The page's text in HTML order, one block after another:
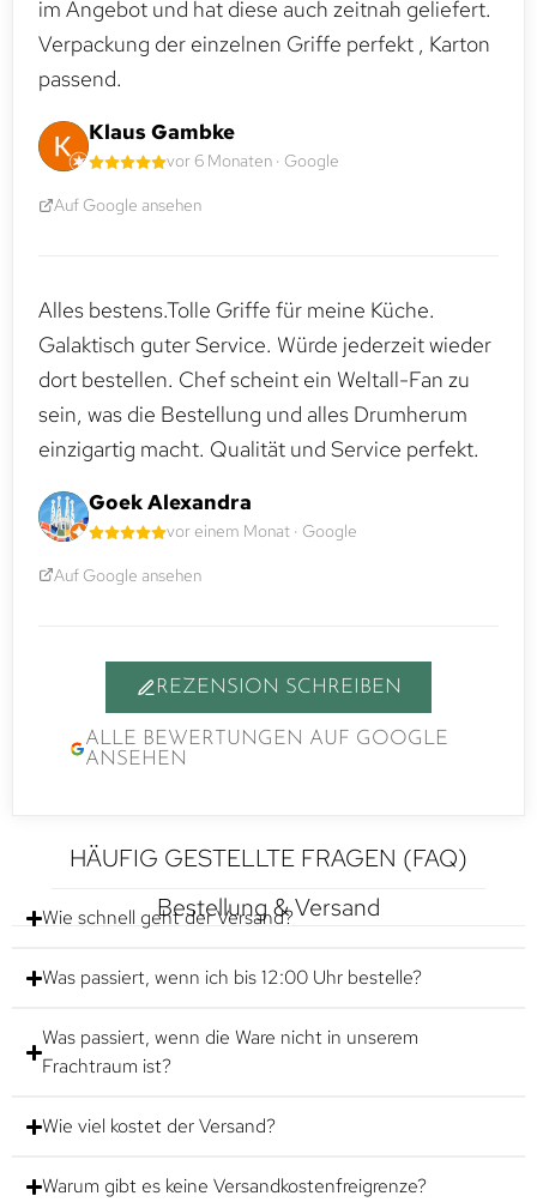
im Angebot und hat diese auch zeitnah geliefert.
Verpackung der einzelnen Griffe perfekt , Karton
passend.
Klaus Gambke
vor 6 Monaten · Google
Auf Google ansehen
Alles bestens.Tolle Griffe für meine Küche.
Galaktisch guter Service. Würde jederzeit wieder
dort bestellen. Chef scheint ein Weltall-Fan zu
sein, was die Bestellung und alles Drumherum
einzigartig macht. Qualität und Service perfekt.
Goek Alexandra
vor einem Monat · Google
Auf Google ansehen
REZENSION SCHREIBEN
ALLE BEWERTUNGEN AUF GOOGLE
ANSEHEN
HÄUFIG GESTELLTE FRAGEN (FAQ)
Bestellung & Versand
Wie schnell geht der Versand?
Was passiert, wenn ich bis 12:00 Uhr bestelle?
Was passiert, wenn die Ware nicht in unserem
Frachtraum ist?
Wie viel kostet der Versand?
Warum gibt es keine Versandkostenfreigrenze?